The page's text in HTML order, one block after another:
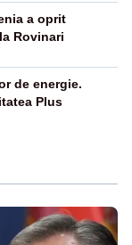
a oprit
Rovinari
de energie.
Plus